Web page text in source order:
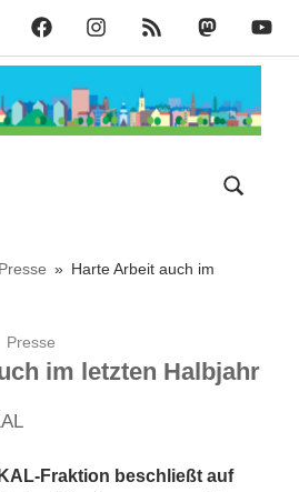
KAL
auf
Facebook
KAL
auf
Instagram
KAL
RSS
KAL
bei
KAL
auf
Presse
Harte Arbeit auch im
Presse
im letzten Halbjahr
KAL-Fraktion beschließt auf